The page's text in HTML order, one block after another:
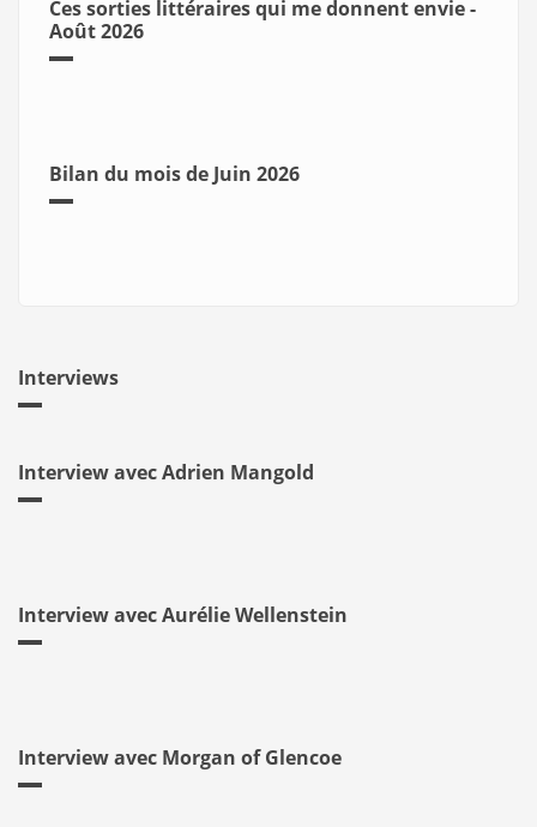
Ces sorties littéraires qui me donnent envie -
Août 2026
Bilan du mois de Juin 2026
Interviews
Interview avec Adrien Mangold
Interview avec Aurélie Wellenstein
Interview avec Morgan of Glencoe